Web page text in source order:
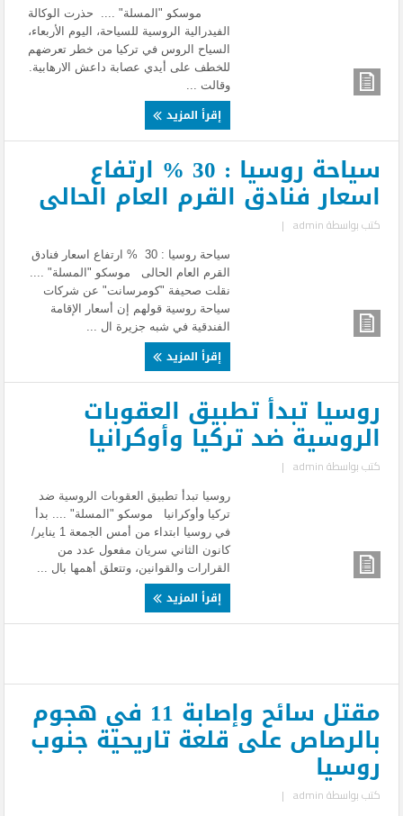
موسكو "المسلة" .... حذرت الوكالة
الفيدرالية الروسية للسياحة، اليوم الأربعاء،
السياح الروس في تركيا من خطر تعرضهم
للخطف على أيدي عصابة داعش الارهابية.
وقالت ...
إقرأ المزيد
سياحة روسيا : 30 % ارتفاع
اسعار فنادق القرم العام الحالى
كتب بواسطةadmin
|
سياحة روسيا : 30 % ارتفاع اسعار فنادق
القرم العام الحالى موسكو "المسلة" ....
نقلت صحيفة "كومرسانت" عن شركات
سياحة روسية قولهم إن أسعار الإقامة
الفندقية في شبه جزيرة ال ...
إقرأ المزيد
روسيا تبدأ تطبيق العقوبات
الروسية ضد تركيا وأوكرانيا
كتب بواسطةadmin
|
روسيا تبدأ تطبيق العقوبات الروسية ضد
تركيا وأوكرانيا موسكو "المسلة" .... بدأ
في روسيا ابتداء من أمس الجمعة 1 يناير/
كانون الثاني سريان مفعول عدد من
القرارات والقوانين، وتتعلق أهمها بال ...
إقرأ المزيد
مقتل سائح وإصابة 11 في هجوم
بالرصاص على قلعة تاريحية جنوب
روسيا
كتب بواسطةadmin
|